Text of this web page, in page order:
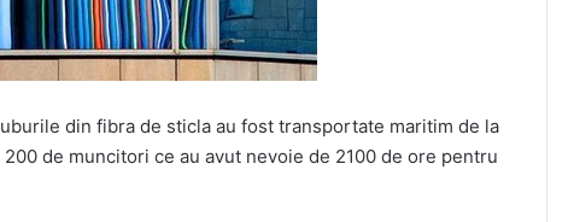
din fibra de sticla au fost transportate maritim de la
de muncitori ce au avut nevoie de 2100 de ore pentru